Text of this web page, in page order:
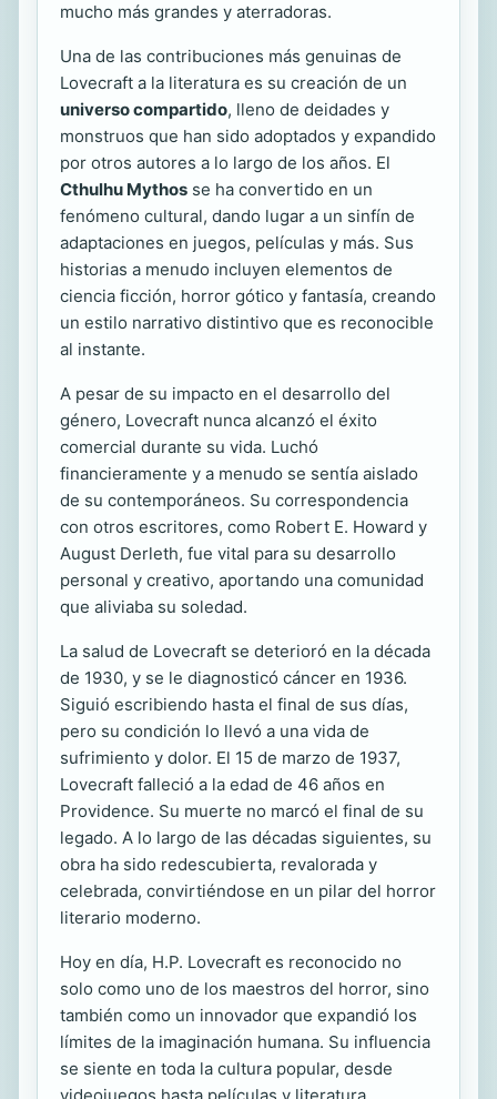
mucho más grandes y aterradoras.
Una de las contribuciones más genuinas de
Lovecraft a la literatura es su creación de un
universo compartido, lleno de deidades y
monstruos que han sido adoptados y expandido
por otros autores a lo largo de los años. El
Cthulhu Mythos se ha convertido en un
fenómeno cultural, dando lugar a un sinfín de
adaptaciones en juegos, películas y más. Sus
historias a menudo incluyen elementos de
ciencia ficción, horror gótico y fantasía, creando
un estilo narrativo distintivo que es reconocible
al instante.
A pesar de su impacto en el desarrollo del
género, Lovecraft nunca alcanzó el éxito
comercial durante su vida. Luchó
financieramente y a menudo se sentía aislado
de su contemporáneos. Su correspondencia
con otros escritores, como Robert E. Howard y
August Derleth, fue vital para su desarrollo
personal y creativo, aportando una comunidad
que aliviaba su soledad.
La salud de Lovecraft se deterioró en la década
de 1930, y se le diagnosticó cáncer en 1936.
Siguió escribiendo hasta el final de sus días,
pero su condición lo llevó a una vida de
sufrimiento y dolor. El 15 de marzo de 1937,
Lovecraft falleció a la edad de 46 años en
Providence. Su muerte no marcó el final de su
legado. A lo largo de las décadas siguientes, su
obra ha sido redescubierta, revalorada y
celebrada, convirtiéndose en un pilar del horror
literario moderno.
Hoy en día, H.P. Lovecraft es reconocido no
solo como uno de los maestros del horror, sino
también como un innovador que expandió los
límites de la imaginación humana. Su influencia
se siente en toda la cultura popular, desde